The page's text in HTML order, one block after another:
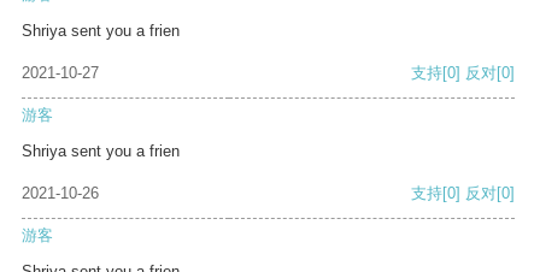
Shriya sent you a frien
2021-10-27 支持[0] 反对[0]
游客
Shriya sent you a frien
2021-10-26 支持[0] 反对[0]
游客